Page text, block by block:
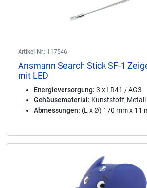
Artikel-Nr.: 117546
Ansmann Search Stick SF-1
mit LED
Energieversorgung: 3 x LR41 / AG3
Gehäusematerial: Kunststoff, Metall
Abmessungen: (L x Ø) 170 mm x 11